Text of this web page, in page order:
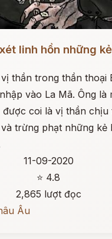
linh hồn những
thần trong thần thoại
vào La Mã. Ông là
được coi là vị thần chịu
trừng phạt những kẻ
11-09-2020
⭐ 4.8
2,865 lượt đọc
Âu